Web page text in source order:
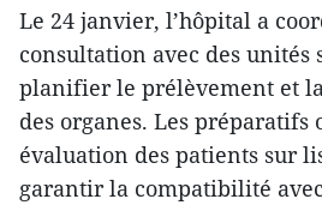
Le 24 janvier, l’hôpital a
consultation avec des unités
planifier le prélèvement et
des organes. Les préparatifs
évaluation des patients sur
garantir la compatibilité